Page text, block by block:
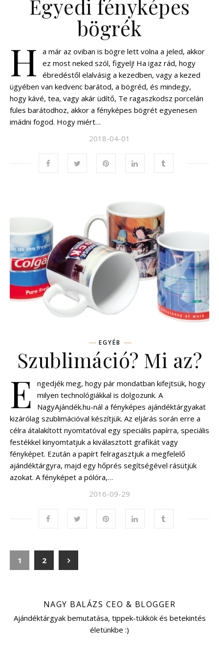
Egyedi fényképes
bögrék
H
a már az oviban is bögre lett volna a jeled, akkor
ez most neked szól, figyelj! Ha igaz rád, hogy
ébredéstől elalvásig a kezedben, vagy a kezed
ügyében van kedvenc barátod, a bögréd, és mindegy,
hogy kávé, tea, vagy akár üdítő, Te ragaszkodsz porcelán
füles barátodhoz, akkor a fényképes bögrét egyenesen
imádni fogod. Hogy miért…
2018-04-01
EGYÉB
Szublimáció? Mi az?
E
ngedjék meg, hogy pár mondatban kifejtsük, hogy
milyen technológiákkal is dolgozunk. A
NagyAjándék.hu-nál a fényképes ajándéktárgyakat
kizárólag szublimációval készítjük. Az eljárás során erre a
célra átalakított nyomtatóval egy speciális papírra, speciális
festékkel kinyomtatjuk a kiválasztott grafikát vagy
fényképet. Ezután a papírt felragasztjuk a megfelelő
ajándéktárgyra, majd egy hőprés segítségével rásütjük
azokat. A fényképet a pólóra,…
2016-09-29
1 2
NAGY BALÁZS CEO & BLOGGER
Ajándéktárgyak bemutatása, tippek-tükkök és betekintés
életünkbe :)